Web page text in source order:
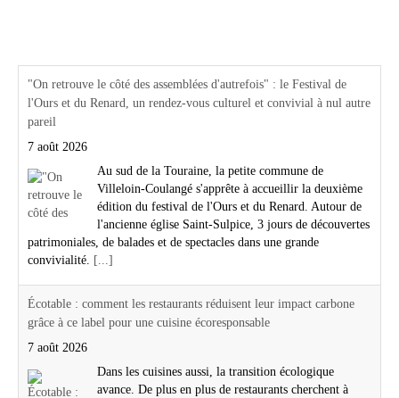
"On retrouve le côté des assemblées d'autrefois" : le Festival de
l'Ours et du Renard, un rendez-vous culturel et convivial à nul autre
pareil
7 août 2026
Au sud de la Touraine, la petite commune de
Villeloin-Coulangé s'apprête à accueillir la deuxième
édition du festival de l'Ours et du Renard. Autour de
l'ancienne église Saint-Sulpice, 3 jours de découvertes
patrimoniales, de balades et de spectacles dans une grande
convivialité. [...]
Écotable : comment les restaurants réduisent leur impact carbone
grâce à ce label pour une cuisine écoresponsable
7 août 2026
Dans les cuisines aussi, la transition écologique
avance. De plus en plus de restaurants cherchent à